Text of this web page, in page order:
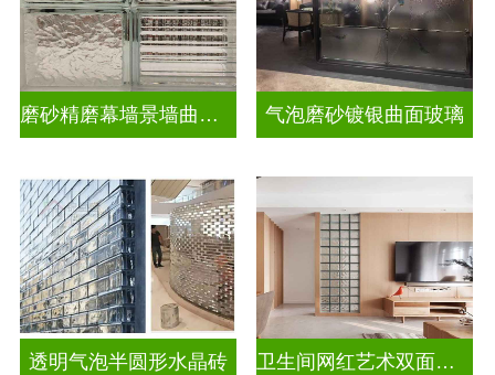
磨砂精磨幕墙景墙曲面玻璃 气泡磨砂镀银曲面玻璃
透明气泡半圆形水晶砖 卫生间网红艺术双面玻璃砖